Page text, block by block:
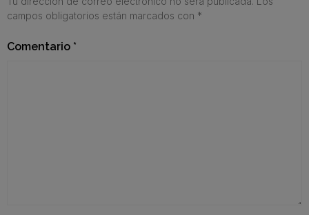
campos obligatorios están marcados con *
Comentario *